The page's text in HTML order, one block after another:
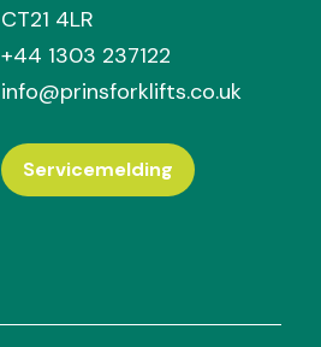
CT21 4LR
+44 1303 237122
info@prinsforklifts.co.uk
Servicemelding